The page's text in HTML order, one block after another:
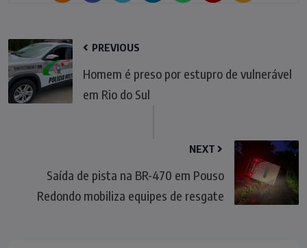
PREVIOUS
Homem é preso por estupro de vulnerável
em Rio do Sul
NEXT
Saída de pista na BR-470 em Pouso
Redondo mobiliza equipes de resgate